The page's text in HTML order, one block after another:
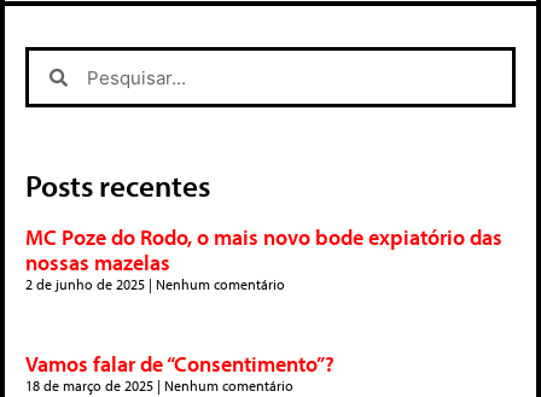
Posts recentes
MC Poze do Rodo, o mais novo bode expiatório das
nossas mazelas
2 de junho de 2025 Nenhum comentário
Vamos falar de “Consentimento”?
18 de março de 2025 Nenhum comentário